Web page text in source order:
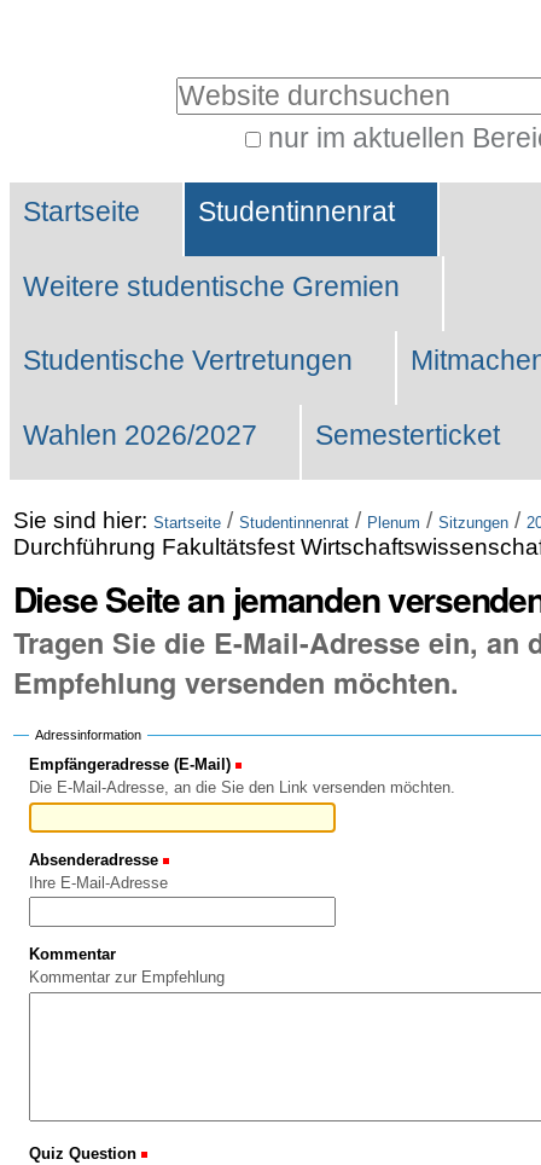
Website durchsuchen
nur im aktuellen
Suche…
Sektionen
Startseite Studentinnenrat
Weitere studentische Gremien
Studentische Vertretungen
Wahlen 2026/2027 Semesterticket
Sie sind hier: Startseite / Studentinnenrat / Plenum / Sitzungen /
Durchführung Fakultätsfest
Diese Seite an jemanden
Tragen Sie die E-Mail-Adresse ein, an
Empfehlung versenden möchten.
Adressinformation
Empfängeradresse (E-Mail)
Die E-Mail-Adresse, an die Sie den Link versenden möchten.
Absenderadresse
Ihre E-Mail-Adresse
Kommentar
Kommentar zur Empfehlung
Quiz Question